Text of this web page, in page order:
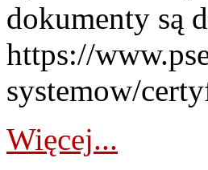
dokumenty są
https://
systemow/
Więcej...